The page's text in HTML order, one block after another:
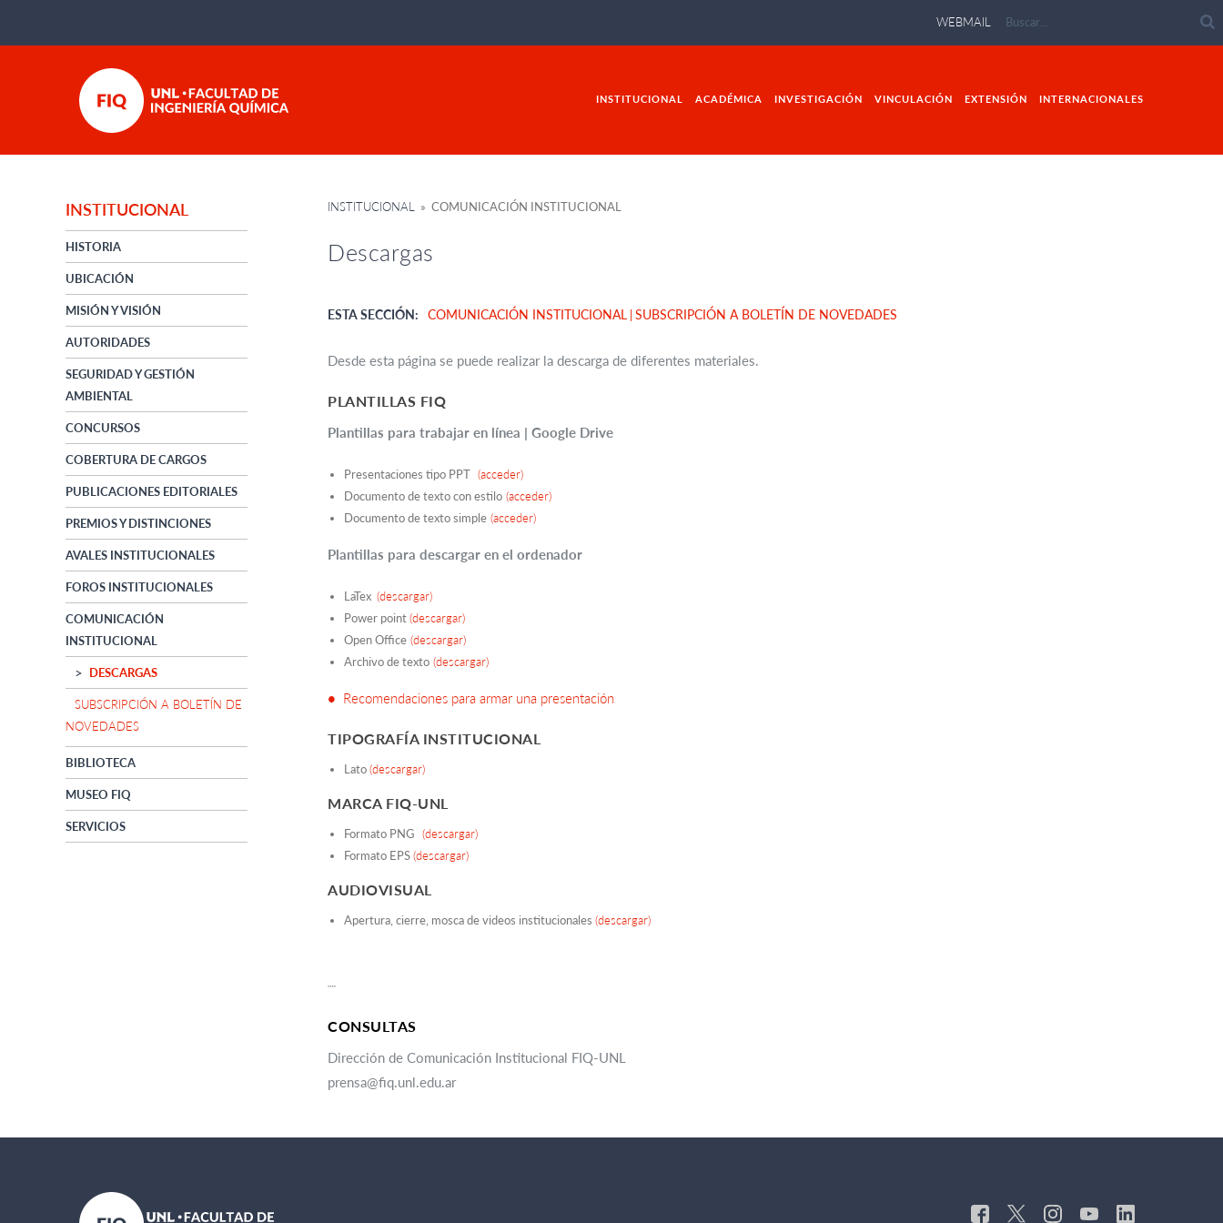
WEBMAIL
INSTITUCIONAL ACADÉMICA INVESTIGACIÓN VINCULACIÓN EXTENSIÓN INTERNACIONALES
INSTITUCIONAL
HISTORIA
UBICACIÓN
MISIÓN Y VISIÓN
AUTORIDADES
SEGURIDAD Y GESTIÓN
AMBIENTAL
CONCURSOS
COBERTURA DE CARGOS
PUBLICACIONES EDITORIALES
PREMIOS Y DISTINCIONES
AVALES INSTITUCIONALES
FOROS INSTITUCIONALES
COMUNICACIÓN
INSTITUCIONAL
DESCARGAS
SUBSCRIPCIÓN A BOLETÍN DE
NOVEDADES
BIBLIOTECA
MUSEO FIQ
SERVICIOS
INSTITUCIONAL » COMUNICACIÓN INSTITUCIONAL
Descargas
ESTA SECCIÓN: COMUNICACIÓN INSTITUCIONAL SUBSCRIPCIÓN A BOLETÍN DE NOVEDADES
Desde esta página se puede realizar la descarga de diferentes materiales.
PLANTILLAS FIQ
Plantillas para trabajar en línea | Google Drive
Presentaciones tipo PPT (acceder)
Documento de texto con estilo (acceder)
Documento de texto simple (acceder)
Plantillas para descargar en el ordenador
LaTex (descargar)
Power point(descargar)
Open Office (descargar)
Archivo de texto (descargar)
• Recomendaciones para armar una presentación
TIPOGRAFÍA INSTITUCIONAL
Lato(descargar)
MARCA FIQ-UNL
Formato PNG (descargar)
Formato EPS(descargar)
AUDIOVISUAL
Apertura, cierre, mosca de videos institucionales (descargar)
┈
CONSULTAS
Dirección de Comunicación Institucional FIQ-UNL
prensa@fiq.unl.edu.ar